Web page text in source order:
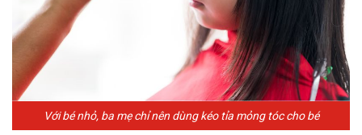
Với bé nhỏ, ba mẹ chỉ nên dùng kéo tỉa mỏng tóc cho bé